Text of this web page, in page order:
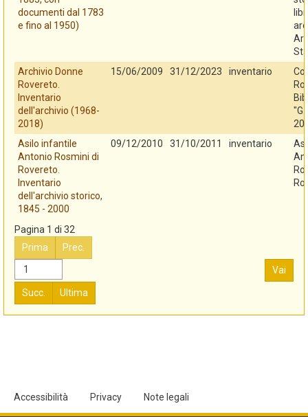
documenti dal 1783
e fino al 1950)
Archivio Donne
Rovereto.
Inventario
dell'archivio (1968-
2018)
15/06/2009 31/12/2023 inventario
Asilo infantile
Antonio Rosmini di
Rovereto.
Inventario
dell'archivio storico,
1845 - 2000
09/12/2010 31/10/2011 inventario
Pagina 1 di 32
Prima
Prec.
Vai
Succ. Ultima
Accessibilità Privacy Note legali